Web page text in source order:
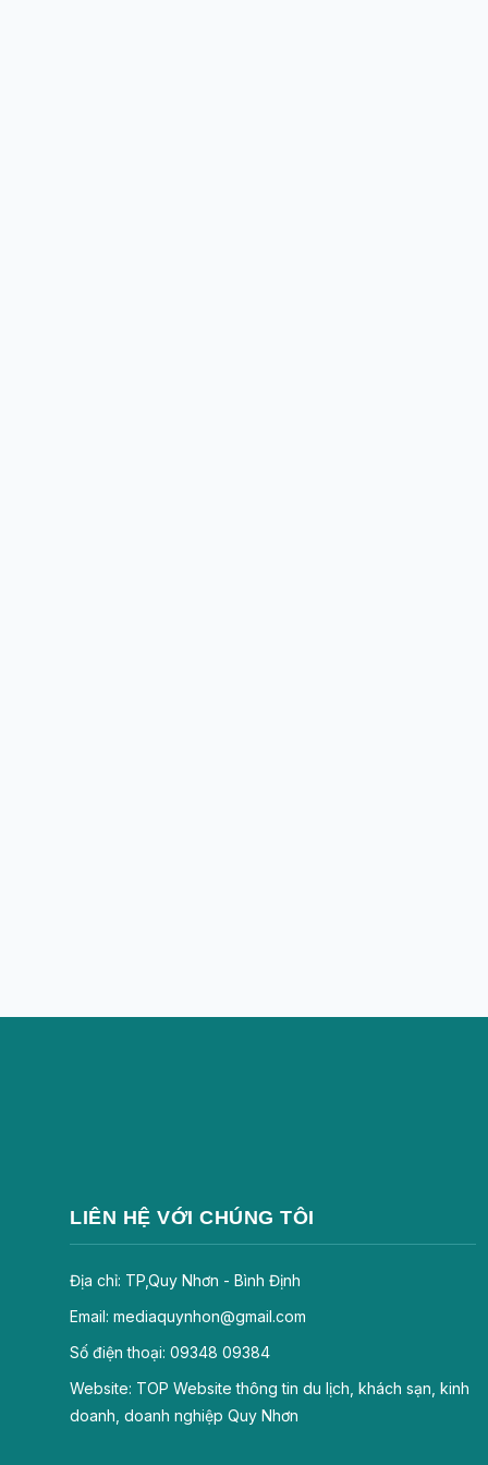
LIÊN HỆ VỚI CHÚNG TÔI
Địa chỉ: TP,Quy Nhơn - Bình Định
Email: mediaquynhon@gmail.com
Số điện thoại: 09348 09384
Website: TOP Website thông tin du lịch, khách sạn, kinh
doanh, doanh nghiệp Quy Nhơn